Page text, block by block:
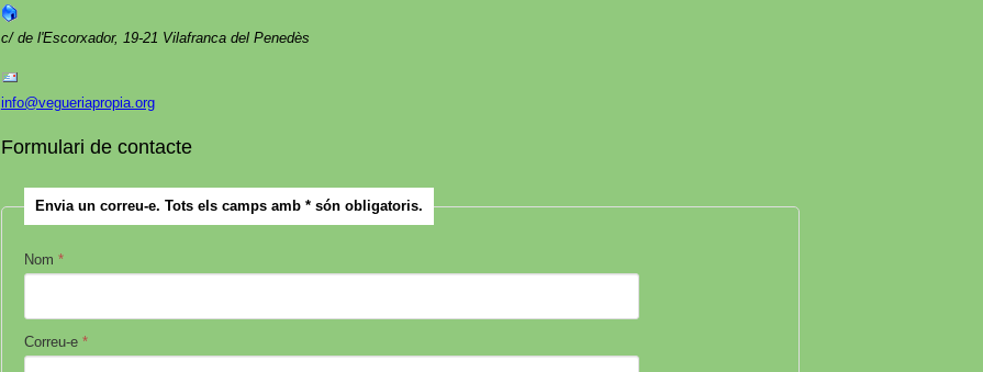
c/ de l'Escorxador, 19-21 Vilafranca del Penedès
info@vegueriapropia.org
Formulari de contacte
Envia un correu-e. Tots els camps amb * són obligatoris.
Nom *
Correu-e*